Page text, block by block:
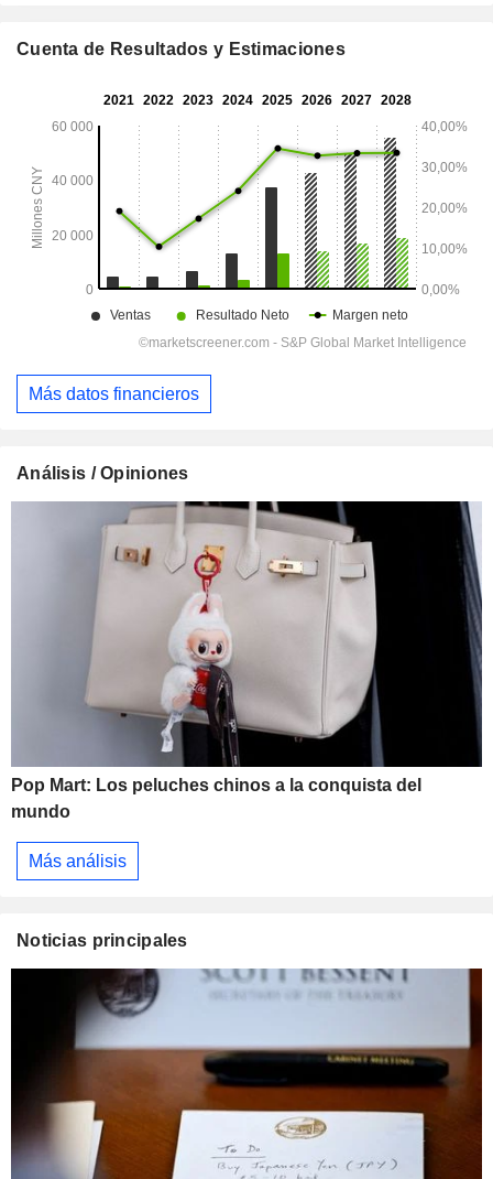
Cuenta de Resultados y Estimaciones
Más datos financieros
Análisis / Opiniones
Pop Mart: Los peluches chinos a la conquista del
mundo
Más análisis
Noticias principales